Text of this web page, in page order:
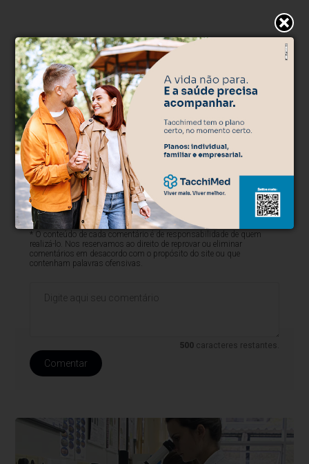
* O conteúdo de cada comentário é de responsabilidade de quem
realizá-lo. Nos reservamos ao direito de reprovar ou eliminar
comentários em desacordo com o propósito do site ou que
contenham palavras ofensivas.
500 caracteres restantes.
Comentar